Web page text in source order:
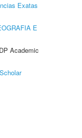
Exatas
E
Academic